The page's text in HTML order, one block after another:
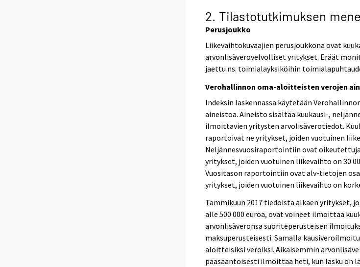
2. Tilastotutkimuksen
Perusjoukko
Liikevaihtokuvaajien perusjoukkona ovat
arvonlisäverovelvolliset yritykset. Eräät
jaettu ns. toimialayksiköihin
Verohallinnon oma-aloitteisten verojen
Indeksin laskennassa käytetään
aineistoa. Aineisto sisältää kuukausi-,
ilmoittavien yritysten arvolisäverotiedot.
raportoivat ne yritykset, joiden vuotuinen
Neljännesvuosiraportointiin ovat
yritykset, joiden vuotuinen liikevaihto on 30
Vuositason raportointiin ovat alv-tietojen
yritykset, joiden vuotuinen liikevaihto on
Tammikuun 2017 tiedoista alkaen yritykset,
alle 500 000 euroa, ovat voineet ilmoittaa
arvonlisäveronsa suoriteperusteisen
maksuperusteisesti. Samalla
aloitteisiksi veroiksi. Aikaisemmin
pääsääntöisesti ilmoittaa heti, kun lasku on